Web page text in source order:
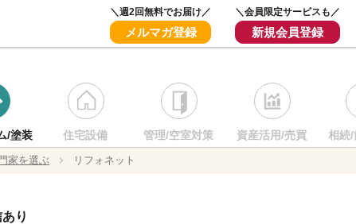
＼週2回無料でお届け／
メルマガ登録
＼会員限定サービスも／
新規会員登録
/塗装 住宅設備 管理/空室対策 資産活用/売買 相続/
家を選ぶ リフォネット
り